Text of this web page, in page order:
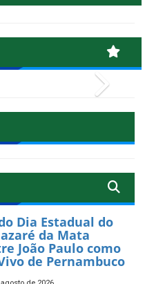
Dia Estadual do
da Mata
João Paulo como
de Pernambuco